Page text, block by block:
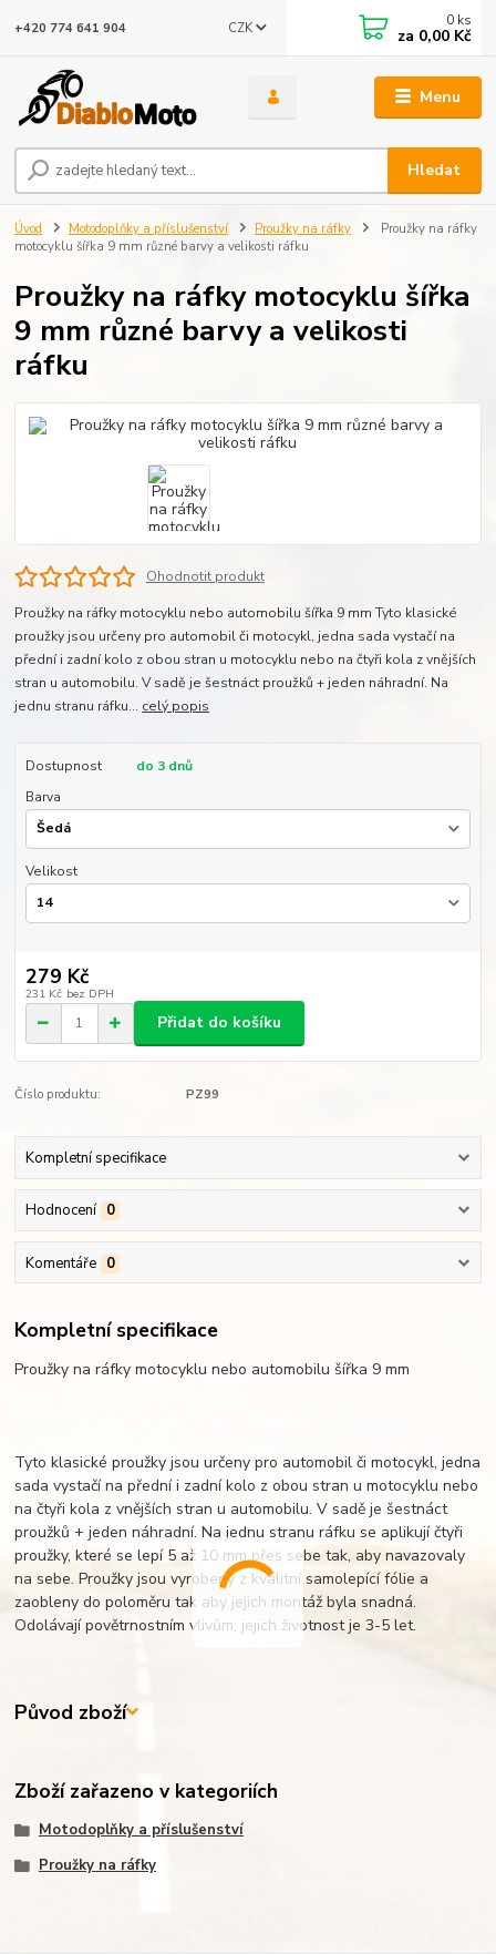
Menu
CZK
Hledat
+420 774 641 904 0 ks
za 0,00 Kč
Úvod Motodoplňky a příslušenství Proužky na ráfky
Proužky na ráfky
motocyklu šířka 9 mm různé barvy a velikosti ráfku
Proužky na ráfky motocyklu šířka
9 mm různé barvy a velikosti
ráfku
Ohodnotit produkt
Proužky na ráfky motocyklu nebo automobilu šířka 9 mm Tyto klasické
proužky jsou určeny pro automobil či motocykl, jedna sada vystačí na
přední i zadní kolo z obou stran u motocyklu nebo na čtyři kola z vnějších
stran u automobilu. V sadě je šestnáct proužků + jeden náhradní. Na
jednu stranu ráfku... celý popis
Dostupnost
do 3 dnů
Barva
Velikost
279 Kč
231 Kč bez DPH
Přidat do košíku
Číslo produktu: PZ99
Kompletní specifikace
Hodnocení 0
Komentáře 0
Kompletní specifikace
Proužky na ráfky motocyklu nebo automobilu šířka 9 mm
Tyto klasické proužky jsou určeny pro automobil či motocykl, jedna
sada vystačí na přední i zadní kolo z obou stran u motocyklu nebo
na čtyři kola z vnějších stran u automobilu. V sadě je šestnáct
proužků + jeden náhradní. Na jednu stranu ráfku se aplikují čtyři
proužky, které se lepí 5 až 10 mm přes sebe tak, aby navazovaly
na sebe. Proužky jsou vyrobeny z kvalitní samolepící fólie a
zaobleny do poloměru tak aby jejich montáž byla snadná.
Odolávají povětrnostním vlivům, jejich životnost je 3-5 let.
Původ zboží
Zboží zařazeno v kategoriích
Motodoplňky a příslušenství
Proužky na ráfky